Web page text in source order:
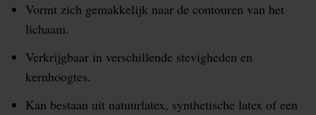
Vormt zich gemakkelijk naar de contouren van het
lichaam.
Verkrijgbaar in verschillende stevigheden en
kernhoogtes.
Kan bestaan uit natuurlatex, synthetische latex of een